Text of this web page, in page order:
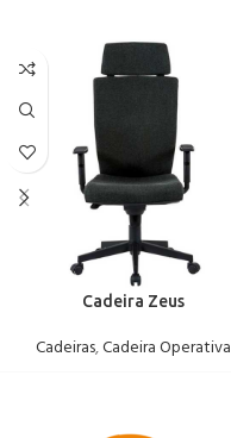
Cadeira Zeus
Cadeiras,Cadeira Operativa